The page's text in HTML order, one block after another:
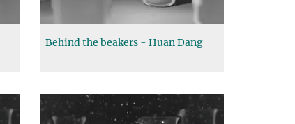
Behind the beakers - Huan Dang